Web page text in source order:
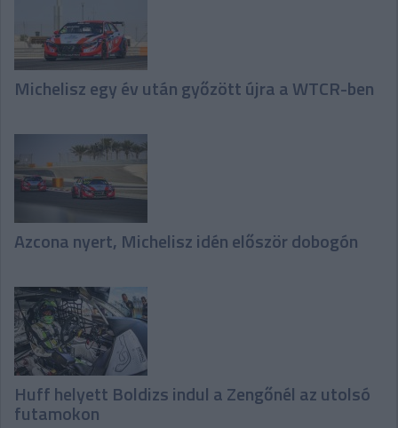
Michelisz egy év után győzött újra a WTCR-ben
Azcona nyert, Michelisz idén először dobogón
Huff helyett Boldizs indul a Zengőnél az utolsó
futamokon